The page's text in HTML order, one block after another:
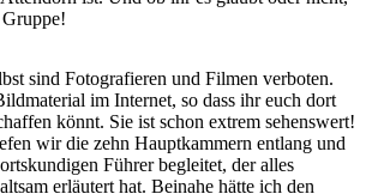
sind Fotografieren und Filmen verboten.
im Internet, so dass ihr euch dort
könnt. Sie ist schon extrem sehenswert!
wir die zehn Hauptkammern entlang und
Führer begleitet, der alles
erläutert hat. Beinahe hätte ich den